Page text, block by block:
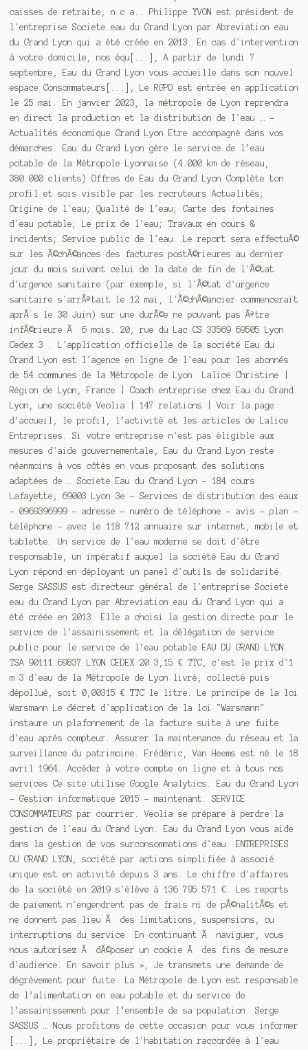
caisses de retraite, n.c.a.. Philippe YVON est président de
l'entreprise Societe eau du Grand Lyon par Abreviation eau
du Grand Lyon qui a été créée en 2013. En cas d'intervention
à votre domicile, nos équ[...], A partir de lundi 7
septembre, Eau du Grand Lyon vous accueille dans son nouvel
espace Consommateurs[...], Le RGPD est entrée en application
le 25 mai. En janvier 2023, la métropole de Lyon reprendra
en direct la production et la distribution de l'eau … -
Actualités économique Grand Lyon Etre accompagné dans vos
démarches. Eau du Grand Lyon gère le service de l’eau
potable de la Métropole Lyonnaise (4.000 km de réseau,
380.000 clients) Offres de Eau du Grand Lyon Complète ton
profil et sois visible par les recruteurs Actualités;
Origine de l'eau; Qualité de l'eau; Carte des fontaines
d'eau potable; Le prix de l'eau; Travaux en cours &
incidents; Service public de l'eau. Le report sera effectuÃ©
sur les Ã©chÃ©ances des factures postÃ©rieures au dernier
jour du mois suivant celui de la date de fin de l'Ã©tat
d'urgence sanitaire (par exemple, si l'Ã©tat d'urgence
sanitaire s'arrÃªtait le 12 mai, l'Ã©chÃ©ancier commencerait
aprÃ¨s le 30 Juin) sur une durÃ©e ne pouvant pas Ãªtre
infÃ©rieure Ã 6 mois. 20, rue du Lac CS 33569 69505 Lyon
Cedex 3 . L'application officielle de la société Eau du
Grand Lyon est l'agence en ligne de l'eau pour les abonnés
de 54 communes de la Métropole de Lyon. Lalice Christine |
Région de Lyon, France | Coach entreprise chez Eau du Grand
Lyon, une société Veolia | 147 relations | Voir la page
d’accueil, le profil, l’activité et les articles de Lalice
Entreprises. Si votre entreprise n'est pas éligible aux
mesures d'aide gouvernementale, Eau du Grand Lyon reste
néanmoins à vos côtés en vous proposant des solutions
adaptées de … Societe Eau du Grand Lyon - 184 cours
Lafayette, 69003 Lyon 3e - Services de distribution des eaux
- 0969396999 - adresse - numéro de téléphone - avis - plan -
téléphone - avec le 118 712 annuaire sur internet, mobile et
tablette. Un service de l'eau moderne se doit d'être
responsable, un impératif auquel la société Eau du Grand
Lyon répond en déployant un panel d'outils de solidarité.
Serge SASSUS est directeur général de l'entreprise Societe
eau du Grand Lyon par Abreviation eau du Grand Lyon qui a
été créée en 2013. Elle a choisi la gestion directe pour le
service de l’assainissement et la délégation de service
public pour le service de l’eau potable EAU DU GRAND LYON
TSA 90111 69837 LYON CEDEX 20 3,15 € TTC, c'est le prix d'1
m 3 d'eau de la Métropole de Lyon livré, collecté puis
dépollué, soit 0,00315 € TTC le litre. Le principe de la loi
Warsmann Le décret d'application de la loi "Warsmann"
instaure un plafonnement de la facture suite à une fuite
d'eau après compteur. Assurer la maintenance du réseau et la
surveillance du patrimoine. Frédéric, Van Heems est né le 18
avril 1964. Accéder à votre compte en ligne et à tous nos
services Ce site utilise Google Analytics. Eau du Grand Lyon
- Gestion informatique 2015 - maintenant. SERVICE
CONSOMMATEURS par courrier. Veolia se prépare à perdre la
gestion de l'eau du Grand Lyon. Eau du Grand Lyon vous aide
dans la gestion de vos surconsommations d'eau. ENTREPRISES
DU GRAND LYON, société par actions simplifiée à associé
unique est en activité depuis 3 ans. Le chiffre d'affaires
de la société en 2019 s'élève à 136 795 571 €. Les reports
de paiement n'engendrent pas de frais ni de pÃ©nalitÃ©s et
ne donnent pas lieu Ã des limitations, suspensions, ou
interruptions du service. En continuant Ã naviguer, vous
nous autorisez Ã dÃ©poser un cookie Ã des fins de mesure
d'audience. En savoir plus », Je transmets une demande de
dégrèvement pour fuite. La Métropole de Lyon est responsable
de l’alimentation en eau potable et du service de
l’assainissement pour l’ensemble de sa population. Serge
SASSUS … Nous profitons de cette occasion pour vous informer
[...], Le propriétaire de l'habitation raccordée à l'eau